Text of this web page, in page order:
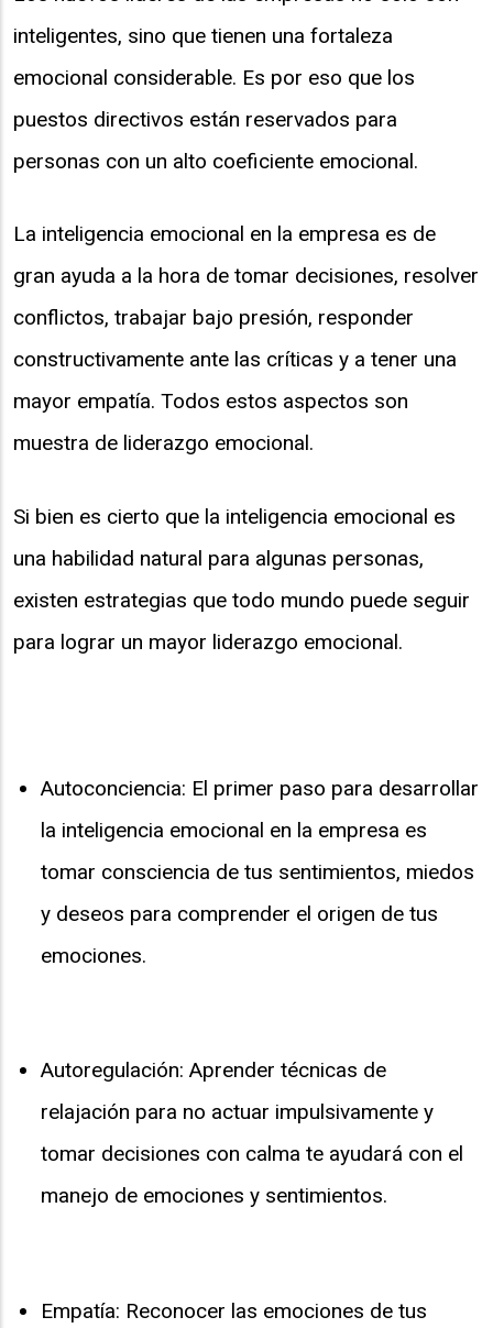
inteligentes, sino que tienen una fortaleza
emocional considerable. Es por eso que los
puestos directivos están reservados para
personas con un alto coeficiente emocional.
La inteligencia emocional en la empresa es de
gran ayuda a la hora de tomar decisiones, resolver
conflictos, trabajar bajo presión, responder
constructivamente ante las críticas y a tener una
mayor empatía. Todos estos aspectos son
muestra de liderazgo emocional.
Si bien es cierto que la inteligencia emocional es
una habilidad natural para algunas personas,
existen estrategias que todo mundo puede seguir
para lograr un mayor liderazgo emocional.
Autoconciencia: El primer paso para desarrollar
la inteligencia emocional en la empresa es
tomar consciencia de tus sentimientos, miedos
y deseos para comprender el origen de tus
emociones.
Autoregulación: Aprender técnicas de
relajación para no actuar impulsivamente y
tomar decisiones con calma te ayudará con el
manejo de emociones y sentimientos.
Empatía: Reconocer las emociones de tus